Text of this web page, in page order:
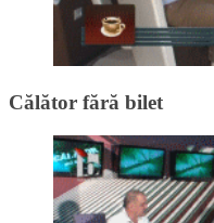
Călător fără bilet